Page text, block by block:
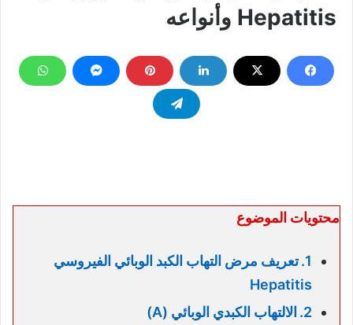
Hepatitis وأنواعه
محتويات الموضوع
تعريف مرض التهاب الكبد الوبائي الفيروسي
Hepatitis
الالتهاب الكبدي الوبائي (A)